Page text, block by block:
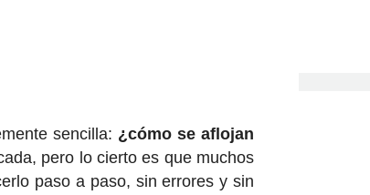
sencilla: ¿cómo se aflojan
pero lo cierto es que muchos
paso a paso, sin errores y sin